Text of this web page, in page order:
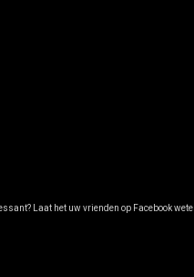
Laat het uw vrienden op Facebook